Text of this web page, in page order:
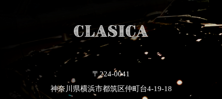
〒224-0041
神奈川県横浜市都筑区仲町台4-19-18